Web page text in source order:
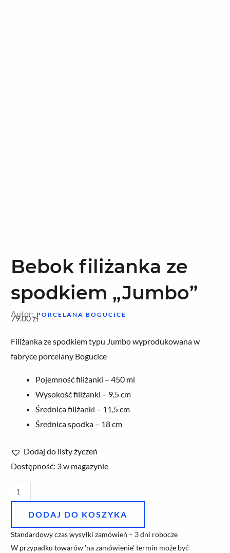
Bebok filiżanka ze
spodkiem „Jumbo”
Autor: PORCELANA BOGUCICE
79.00zł
Filiżanka ze spodkiem typu Jumbo wyprodukowana w
fabryce porcelany Bogucice
Pojemność filiżanki – 450 ml
Wysokość filiżanki – 9,5 cm
Średnica filiżanki – 11,5 cm
Średnica spodka – 18 cm
Dodaj do listy życzeń
Dostępność: 3 w magazynie
ilość
Bebok
filiżanka
spodkiem
"Jumbo"
DODAJ DO KOSZYKA
Standardowy czas wysyłki zamówień – 3 dni robocze
W przypadku towarów 'na zamówienie’ termin może być